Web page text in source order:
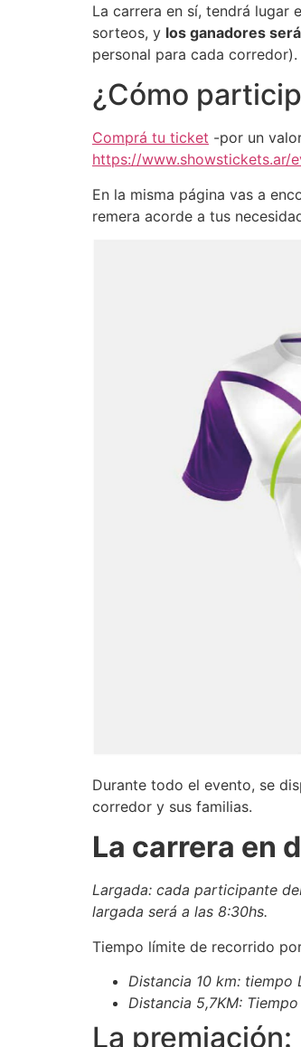
La carrera en sí, tendrá lugar
sorteos, y los ganadores
personal para cada corredor).
¿Cómo
Comprá tu ticket -por un
https://www.showstickets.ar/
En la misma página vas a
remera acorde a tus
Durante todo el evento, se
corredor y sus familias.
La carrera en
Largada: cada participante
largada será a las 8:30hs.
Tiempo límite de recorrido
Distancia 10 km: tiempo
Distancia 5,7KM:
La premiación: